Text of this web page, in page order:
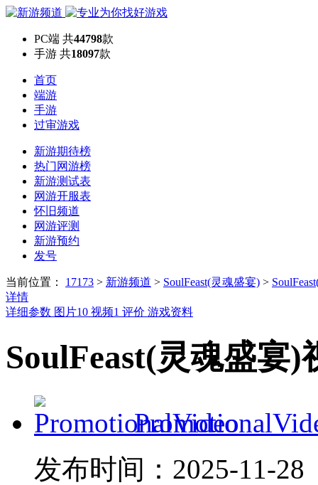
PC端 共44798款
手游 共18097款
首页
端游
手游
过审游戏
新游期待榜
热门网游榜
新游测试表
网游开服表
怀旧频道
网游评测
新游预约
发号
当前位置： 17173 > 新游频道 > SoulFeast(灵魂盛宴) >
详情
详细参数 图片10 视频1 评价 游戏资料
SoulFeast(灵魂盛宴)
发布时间： 2025-11-28